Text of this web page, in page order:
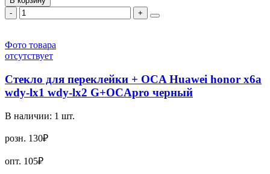
-
+
Фото товара
отсутствует
Стекло для переклейки + OCA Huawei honor x6a
wdy-lx1 wdy-lx2 G+OCApro черный
В наличии: 1 шт.
розн. 130₽
опт. 105₽